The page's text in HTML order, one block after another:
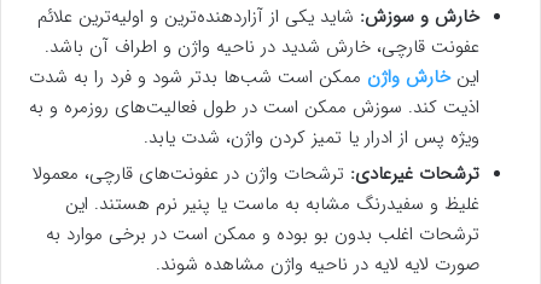
خارش و سوزش: شاید یکی از آزاردهنده‌ترین و اولیه‌ترین علائم
عفونت قارچی، خارش شدید در ناحیه واژن و اطراف آن باشد.
اینخارش واژن ممکن است شب‌ها بدتر شود و فرد را به شدت
اذیت کند. سوزش ممکن است در طول فعالیت‌های روزمره و به
ویژه پس از ادرار یا تمیز کردن واژن، شدت یابد.
ترشحات غیرعادی: ترشحات واژن در عفونت‌های قارچی، معمولا
غلیظ و سفیدرنگ مشابه به ماست یا پنیر نرم هستند. این
ترشحات اغلب بدون بو بوده و ممکن است در برخی موارد به
صورت لایه لایه در ناحیه واژن مشاهده شوند.